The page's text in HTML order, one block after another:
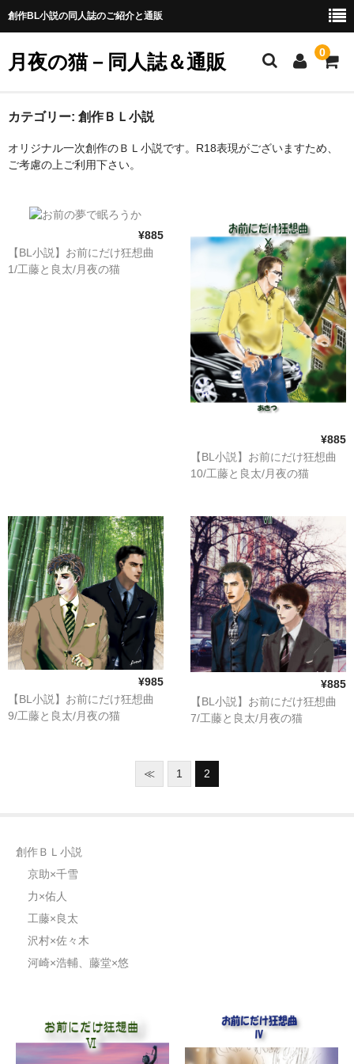
創作BL小説の同人誌のご紹介と通販
月夜の猫－同人誌＆通販 0
Home
通販のご案内
工藤×良太
沢村×佐々木
カテゴリー: 創作ＢＬ小説
オリジナル一次創作のＢＬ小説です。R18表現がございますため、
ご考慮の上ご利用下さい。
¥885
【BL小説】お前にだけ狂想曲
1/工藤と良太/月夜の猫
¥885
【BL小説】お前にだけ狂想曲
10/工藤と良太/月夜の猫
¥985
【BL小説】お前にだけ狂想曲
9/工藤と良太/月夜の猫
¥885
【BL小説】お前にだけ狂想曲
7/工藤と良太/月夜の猫
≪ 1 2
創作ＢＬ小説
京助×千雪
力×佑人
工藤×良太
沢村×佐々木
河崎×浩輔、藤堂×悠